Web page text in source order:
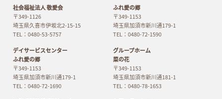
社会福祉法人 敬愛会
〒349-1126
埼玉県久喜市伊坂北2-15-15
TEL：0480-53-5757
ふれ愛の郷
〒349-1153
埼玉県加須市新川通179-1
TEL：0480-72-1590
デイサービスセンター
ふれ愛の郷
〒349-1153
埼玉県加須市新川通179-1
TEL：0480-72-1690
グループホーム
菜の花
〒349-1153
埼玉県加須市新川通181-1
TEL：0480-78-1653